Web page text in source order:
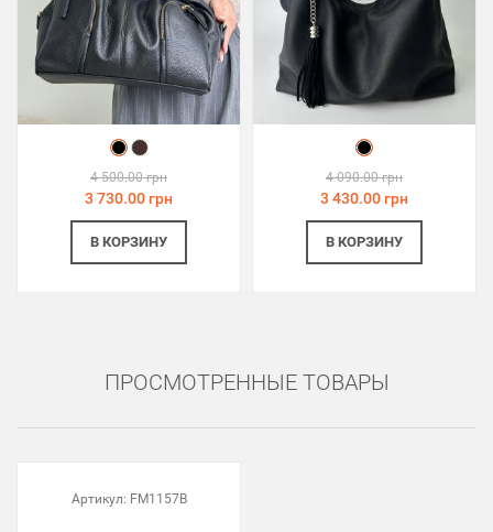
4 500.00 грн
3 730.00 грн
В КОРЗИНУ
4 090.00 грн
3 430.00 грн
В КОРЗИНУ
ПРОСМОТРЕННЫЕ ТОВАРЫ
Артикул: FM1157B